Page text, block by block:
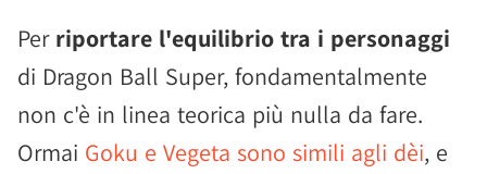
Per riportare l'equilibrio tra i personaggi
di Dragon Ball Super, fondamentalmente
non c'è in linea teorica più nulla da fare.
Ormai Goku e Vegeta sono simili agli dèi, e